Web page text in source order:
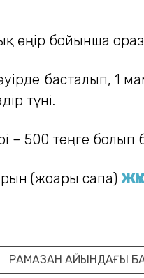
өңір бойынша
басталып, 1
түні.
500 теңге болып
(жоғары сапа)
РАМАЗАН АЙЫНДАҒЫ